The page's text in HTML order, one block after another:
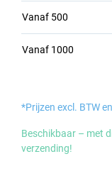
Vanaf 500
Vanaf 1000
*Prijzen excl. BTW
Beschikbaar – met
verzending!